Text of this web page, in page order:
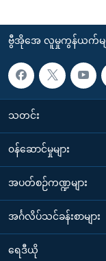
ဗွီအိုအေ လူမှုကွန်ယက်မျ
သတင်း
၀န်ဆောင်မှုများ
အပတ်စဉ်ကဏ္ဍများ
အင်္ဂလိပ်သင်ခန်းစာများ
ရေဒီယို